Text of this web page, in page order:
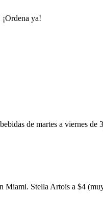
ya!
de martes a viernes de
Stella Artois a $4